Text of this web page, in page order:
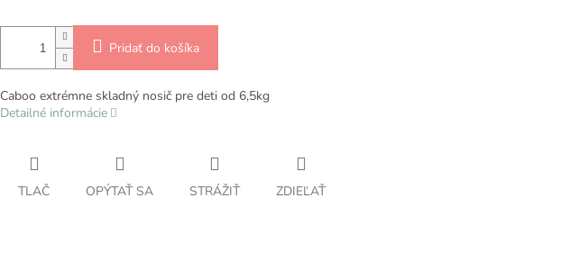
Pridať do košíka
Caboo extrémne skladný nosič pre deti od 6,5kg
Detailné informácie
TLAČ OPÝTAŤ SA STRÁŽIŤ ZDIEĽAŤ